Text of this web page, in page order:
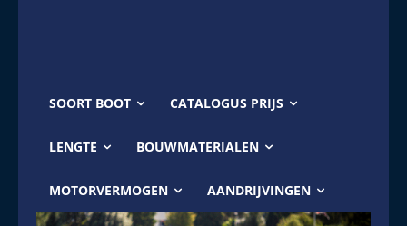
SOORT BOOT CATALOGUS PRIJS
LENGTE BOUWMATERIALEN
MOTORVERMOGEN AANDRIJVINGEN